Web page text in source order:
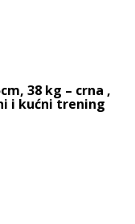
38 kg – crna ,
i kućni trening